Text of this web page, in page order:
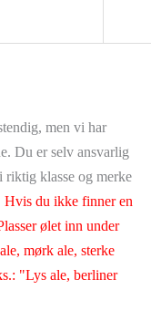
men vi har
Du er selv ansvarlig
riktig klasse og merke
du ikke finner en
ølet inn under
mørk ale, sterke
"Lys ale, berliner